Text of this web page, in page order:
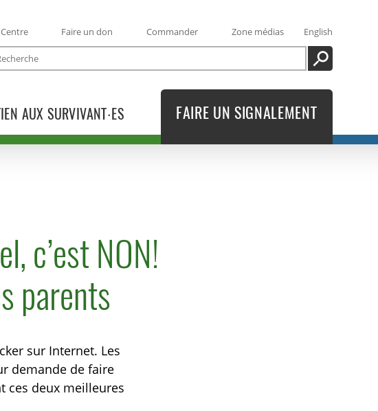
AUX SURVIVANT·ES
Faire un don Commander Zone médias
English
RECHERCHE
FAIRE UN SIGNALEMENT
c’est NON!
parents
sur Internet. Les
demande de faire
ces deux meilleures